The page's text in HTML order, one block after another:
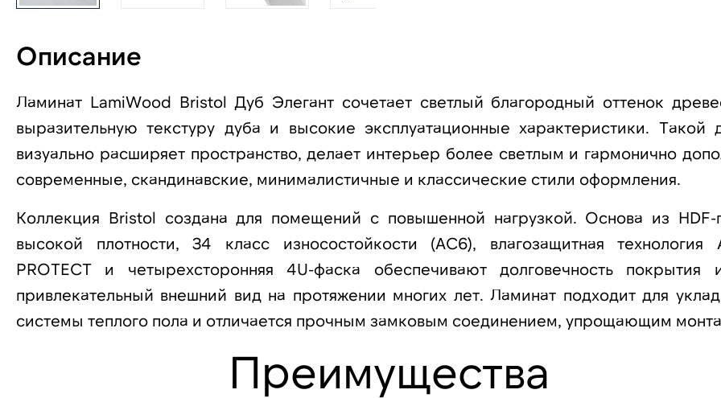
Описание
Ламинат LamiWood Bristol Дуб Элегант сочетает светлый благородный оттенок
выразительную текстуру дуба и высокие эксплуатационные характеристики. Такой
визуально расширяет пространство, делает интерьер более светлым и гармонично
современные, скандинавские, минималистичные и классические стили оформления.
Коллекция Bristol создана для помещений с повышенной нагрузкой. Основа из HDF-
высокой плотности, 34 класс износостойкости (AC6), влагозащитная технология
PROTECT и четырехсторонняя 4U-фаска обеспечивают долговечность покрытия
привлекательный внешний вид на протяжении многих лет. Ламинат подходит для
системы теплого пола и отличается прочным замковым соединением, упрощающим
Преимущества